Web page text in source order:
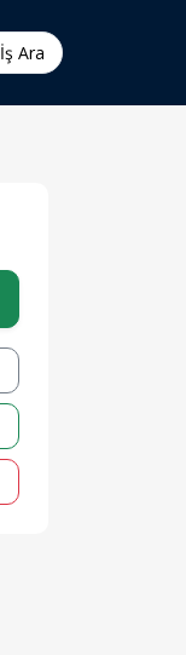
İş Ara